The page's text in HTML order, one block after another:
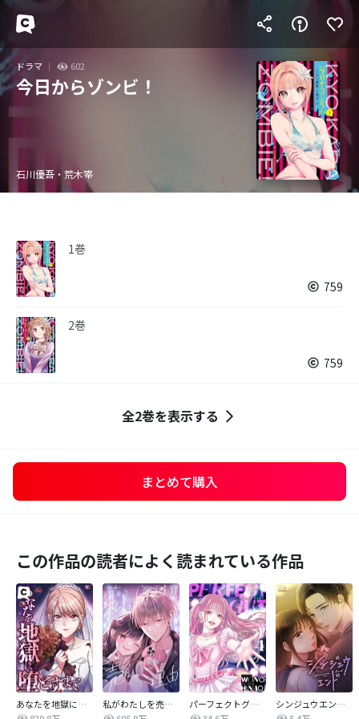
ドラマ 602
今日からゾンビ！
石川優吾・荒木宰
1巻
759
2巻
759
全2巻を表示する
まとめて購入
この作品の読者によく読まれている作品
あなたを地獄に堕とすまで
私がわたしを売る理由
パーフェクトグリッター
シンジュウエンド【タテヨミ】